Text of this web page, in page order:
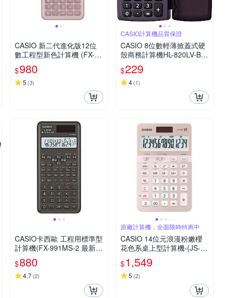
CASIO 新二代進化版12位
數工程型新色計算機 (FX-99
1ES PLUS-2-PK)莫蘭迪藕
粉紅色
$980
5 (3)
CASIO計算機品質保證
CASIO 8位數輕薄掀蓋式硬
殼商務計算機HL-820LV-BK
(國家考試專用機種)
$229
4(1)
CASIO卡西歐 工程用標準型
計算機(FX-991MS-2 最新第
二代 保固24個月)
$880
4.7(2)
原廠計算機，全面限時特惠中
CASIO 14位元浪漫粉嫩櫻
花色系桌上型計算機-(JS-40
B-PK)
$1,549
5 (2)